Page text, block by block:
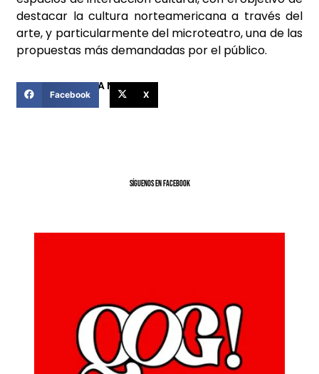
destacar la cultura norteamericana a través del
arte, y particularmente del microteatro, una de las
propuestas más demandadas por el público.
COMPARTIR ESTA NOTICIA
Facebook X
SíGUENOS EN FACEBOOK